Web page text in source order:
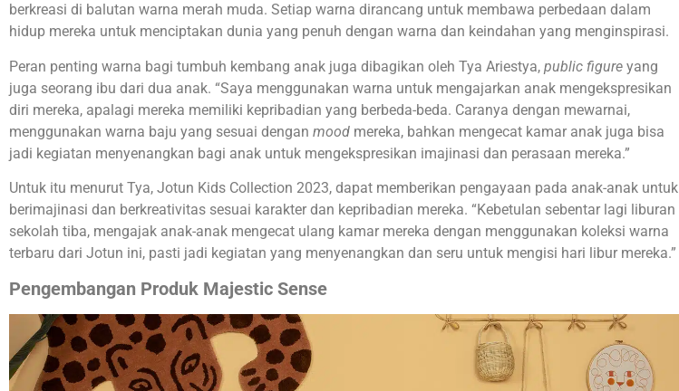
berkreasi di balutan warna merah muda. Setiap warna dirancang untuk membawa perbedaan dalam
hidup mereka untuk menciptakan dunia yang penuh dengan warna dan keindahan yang menginspirasi.
Peran penting warna bagi tumbuh kembang anak juga dibagikan oleh Tya Ariestya, public figure yang
juga seorang ibu dari dua anak. “Saya menggunakan warna untuk mengajarkan anak mengekspresikan
diri mereka, apalagi mereka memiliki kepribadian yang berbeda-beda. Caranya dengan mewarnai,
menggunakan warna baju yang sesuai dengan mood mereka, bahkan mengecat kamar anak juga bisa
jadi kegiatan menyenangkan bagi anak untuk mengekspresikan imajinasi dan perasaan mereka.”
Untuk itu menurut Tya, Jotun Kids Collection 2023, dapat memberikan pengayaan pada anak-anak untuk
berimajinasi dan berkreativitas sesuai karakter dan kepribadian mereka. “Kebetulan sebentar lagi liburan
sekolah tiba, mengajak anak-anak mengecat ulang kamar mereka dengan menggunakan koleksi warna
terbaru dari Jotun ini, pasti jadi kegiatan yang menyenangkan dan seru untuk mengisi hari libur mereka.”
Pengembangan Produk Majestic Sense